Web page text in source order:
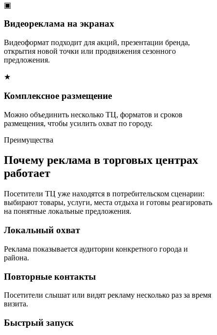
▣
Видеореклама на экранах
Видеоформат подходит для акций, презентации бренда,
открытия новой точки или продвижения сезонного
предложения.
★
Комплексное размещение
Можно объединить несколько ТЦ, форматов и сроков
размещения, чтобы усилить охват по городу.
Преимущества
Почему реклама в торговых центрах
работает
Посетители ТЦ уже находятся в потребительском сценарии:
выбирают товары, услуги, места отдыха и готовы реагировать
на понятные локальные предложения.
Локальный охват
Реклама показывается аудитории конкретного города и
района.
Повторные контакты
Посетители слышат или видят рекламу несколько раз за время
визита.
Быстрый запуск